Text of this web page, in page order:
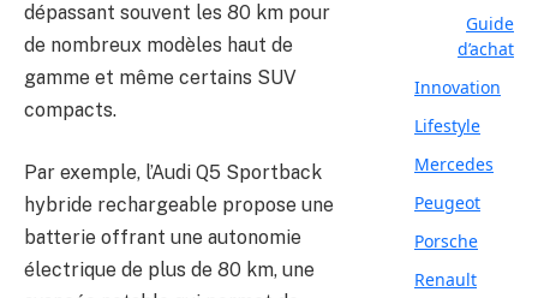
dépassant souvent les 80 km pour
de nombreux modèles haut de
gamme et même certains SUV
compacts.
Par exemple, l’Audi Q5 Sportback
hybride rechargeable propose une
batterie offrant une autonomie
électrique de plus de 80 km, une
Guide
d’achat
Innovation
Lifestyle
Mercedes
Peugeot
Porsche
Renault